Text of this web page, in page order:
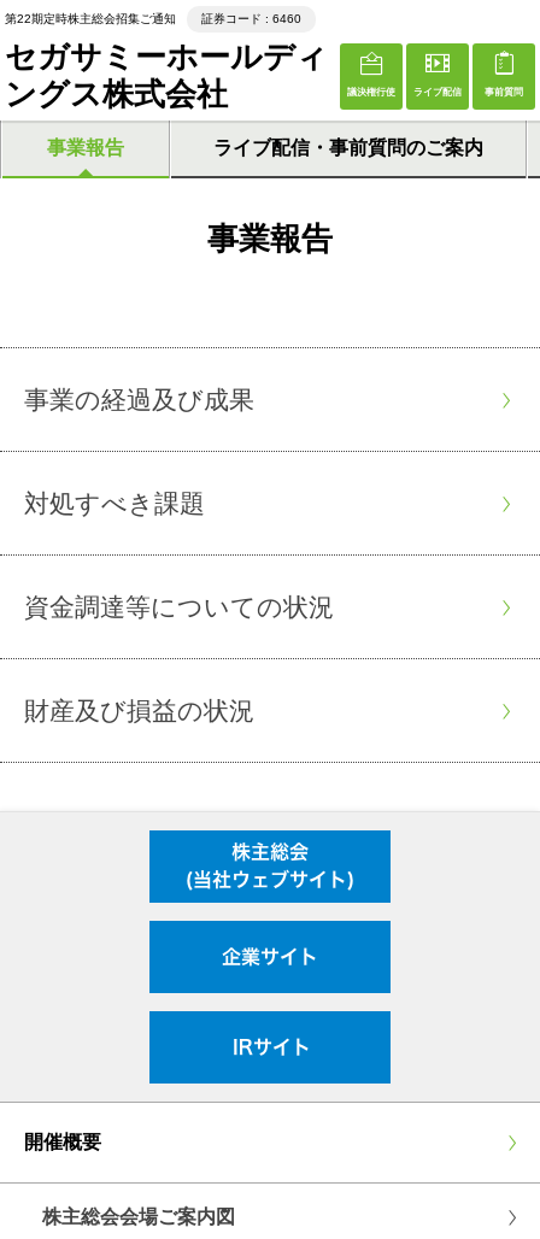
第22期定時株主総会招集ご通知 証券コード : 6460
セガサミーホールディ
ングス株式会社
議決権行使 ライブ配信 事前質問
事業報告 ライブ配信・事前質問のご案内
事業報告
事業の経過及び成果
対処すべき課題
資金調達等についての状況
財産及び損益の状況
開催概要
株主総会会場ご案内図